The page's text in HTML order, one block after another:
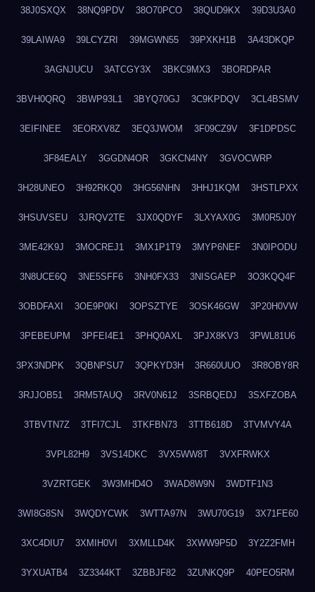
38J0SXQX 38NQ9PDV 38O70PCO 38QUD9KX 39D3U3A0
39LAIWA9 39LCYZRI 39MGWN55 39PXKH1B 3A43DKQP
3AGNJUCU 3ATCGY3X 3BKC9MX3 3BORDPAR
3BVH0QRQ 3BWP93L1 3BYQ70GJ 3C9KPDQV 3CL4BSMV
3EIFINEE 3EORXV8Z 3EQ3JWOM 3F09CZ9V 3F1DPDSC
3F84EALY 3GGDN4OR 3GKCN4NY 3GVOCWRP
3H28UNEO 3H92RKQ0 3HG56NHN 3HHJ1KQM 3HSTLPXX
3HSUVSEU 3JRQV2TE 3JX0QDYF 3LXYAX0G 3M0R5J0Y
3ME42K9J 3MOCREJ1 3MX1P1T9 3MYP6NEF 3N0IPODU
3N8UCE6Q 3NE5SFF6 3NH0FX33 3NISGAEP 3O3KQQ4F
3OBDFAXI 3OE9P0KI 3OPSZTYE 3OSK46GW 3P20H0VW
3PEBEUPM 3PFEI4E1 3PHQ0AXL 3PJX8KV3 3PWL81U6
3PX3NDPK 3QBNPSU7 3QPKYD3H 3R660UUO 3R8OBY8R
3RJJOB51 3RM5TAUQ 3RV0N612 3SRBQEDJ 3SXFZOBA
3TBVTN7Z 3TFI7CJL 3TKFBN73 3TTB618D 3TVMVY4A
3VPL82H9 3VS14DKC 3VX5WW8T 3VXFRWKX
3VZRTGEK 3W3MHD4O 3WAD8W9N 3WDTF1N3
3WI8G8SN 3WQDYCWK 3WTTA97N 3WU70G19 3X71FE60
3XC4DIU7 3XMIH0VI 3XMLLD4K 3XWW9P5D 3Y2Z2FMH
3YXUATB4 3Z3344KT 3ZBBJF82 3ZUNKQ9P 40PEO5RM